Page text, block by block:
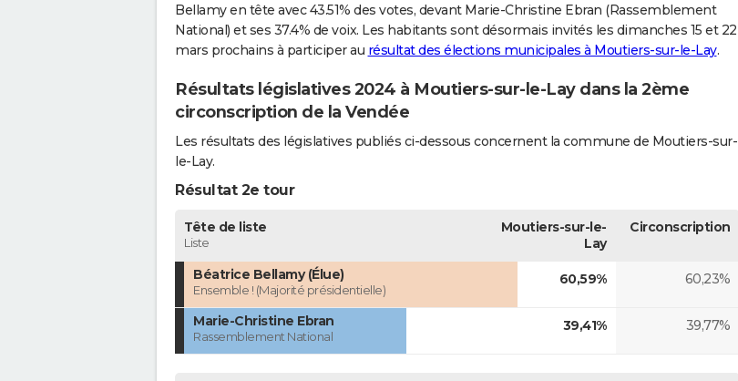
Bellamy en tête avec 43.51% des votes, devant Marie-Christine Ebran (Rassemblement
National) et ses 37.4% de voix. Les habitants sont désormais invités les dimanches 15 et 22
mars prochains à participer au résultat des élections municipales à Moutiers-sur-le-Lay.
Résultats législatives 2024 à Moutiers-sur-le-Lay dans la 2ème
circonscription de la Vendée
Les résultats des législatives publiés ci-dessous concernent la commune de Moutiers-sur-
le-Lay.
Résultat 2e tour
Tête de liste
Liste
Moutiers-sur-le-
Lay
Circonscription
Béatrice Bellamy (Élue)
Ensemble ! (Majorité présidentielle)
60,59% 60,23%
Marie-Christine Ebran
Rassemblement National
39,41% 39,77%